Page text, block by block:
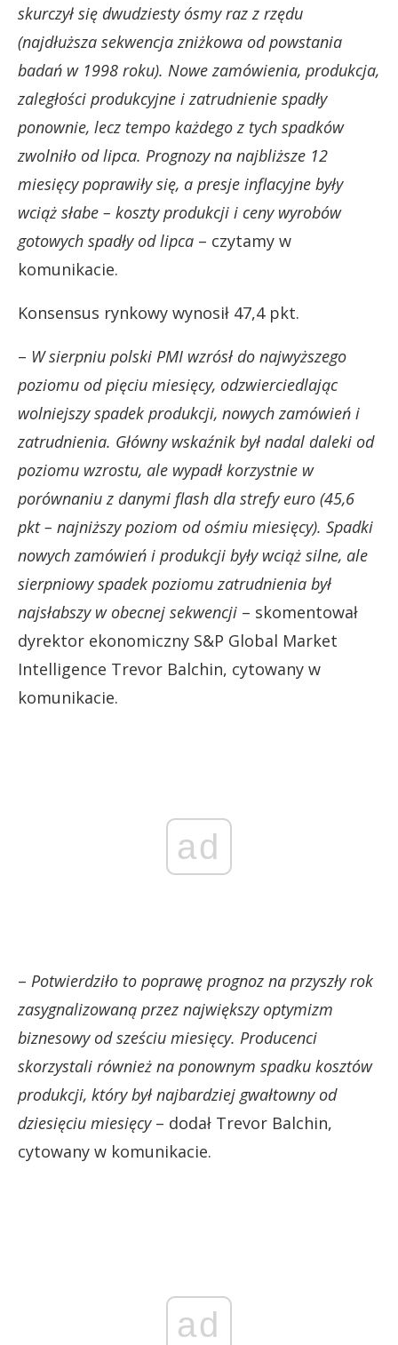
skurczył się dwudziesty ósmy raz z rzędu
(najdłuższa sekwencja zniżkowa od powstania
badań w 1998 roku). Nowe zamówienia, produkcja,
zaległości produkcyjne i zatrudnienie spadły
ponownie, lecz tempo każdego z tych spadków
zwolniło od lipca. Prognozy na najbliższe 12
miesięcy poprawiły się, a presje inflacyjne były
wciąż słabe – koszty produkcji i ceny wyrobów
gotowych spadły od lipca – czytamy w
komunikacie.
Konsensus rynkowy wynosił 47,4 pkt.
– W sierpniu polski PMI wzrósł do najwyższego
poziomu od pięciu miesięcy, odzwierciedlając
wolniejszy spadek produkcji, nowych zamówień i
zatrudnienia. Główny wskaźnik był nadal daleki od
poziomu wzrostu, ale wypadł korzystnie w
porównaniu z danymi flash dla strefy euro (45,6
pkt – najniższy poziom od ośmiu miesięcy). Spadki
nowych zamówień i produkcji były wciąż silne, ale
sierpniowy spadek poziomu zatrudnienia był
najsłabszy w obecnej sekwencji – skomentował
dyrektor ekonomiczny S&P Global Market
Intelligence Trevor Balchin, cytowany w
komunikacie.
ad
– Potwierdziło to poprawę prognoz na przyszły rok
zasygnalizowaną przez największy optymizm
biznesowy od sześciu miesięcy. Producenci
skorzystali również na ponownym spadku kosztów
produkcji, który był najbardziej gwałtowny od
dziesięciu miesięcy– dodał Trevor Balchin,
cytowany w komunikacie.
ad